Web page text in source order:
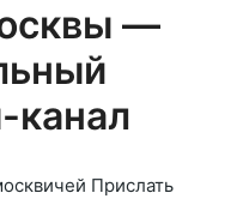
—
канал
Прислать